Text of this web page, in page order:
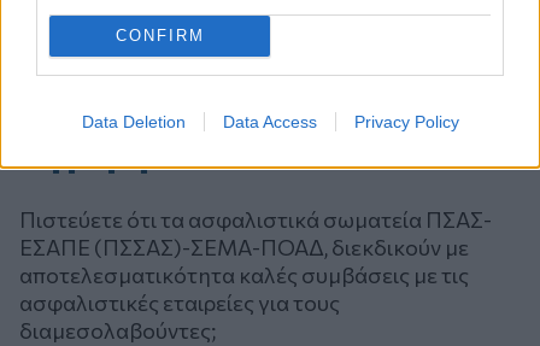
CONFIRM
Data Deletion Data Access Privacy Policy
Πιστεύετε ότι τα ασφαλιστικά σωματεία ΠΣΑΣ-
ΕΣΑΠΕ (ΠΣΣΑΣ)-ΣΕΜΑ-ΠΟΑΔ, διεκδικούν με
αποτελεσματικότητα καλές συμβάσεις με τις
ασφαλιστικές εταιρείες για τους
διαμεσολαβούντες;